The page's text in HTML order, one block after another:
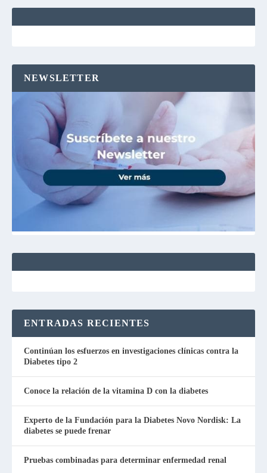
NEWSLETTER
ENTRADAS RECIENTES
Continúan los esfuerzos en investigaciones clínicas contra la
Diabetes tipo 2
Conoce la relación de la vitamina D con la diabetes
Experto de la Fundación para la Diabetes Novo Nordisk: La
diabetes se puede frenar
Pruebas combinadas para determinar enfermedad renal